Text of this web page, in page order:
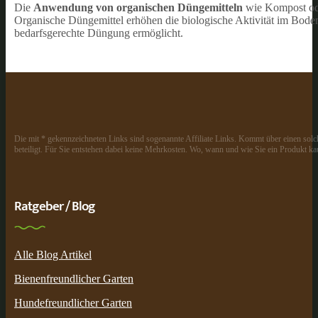
Die Anwendung von organischen Düngemitteln wie Kompost
Organische Düngemittel erhöhen die biologische Aktivität im
bedarfsgerechte Düngung ermöglicht.
Die mit * gekennzeichneten Links sind sogenannte Affiliate Links. Kommt über einen
beteiligt. Für Sie entstehen dabei keine Mehrkosten. Wo, wann und wie Sie ein Produkt
Ratgeber / Blog
Alle Blog Artikel
Bienenfreundlicher Garten
Hundefreundlicher Garten